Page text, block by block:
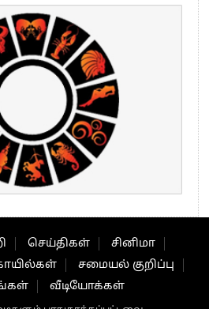
செய்திகள்
சினிமா
சமையல் குறிப்பு
வீடியோக்கள்